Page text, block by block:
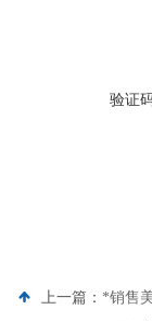
验证
上一篇： *销售